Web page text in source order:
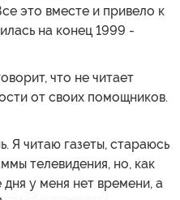
это вместе и привело к
на конец 1999 -
что не читает
от своих помощников.
Я читаю газеты, стараюсь
телевидения, но, как
дня у меня нет времени, а